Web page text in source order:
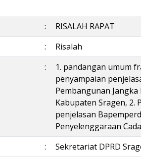
:
RISALAH RAPAT
:
Risalah
:
1. pandangan umum
penyampaian
Pembangunan
Kabupaten Sragen, 2.
penjelasan
Penyelenggaraan
:
Sekretariat DPRD